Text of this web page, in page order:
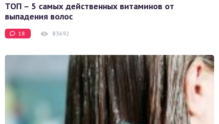
ТОП – 5 самых действенных витаминов от
выпадения волос
18 83692